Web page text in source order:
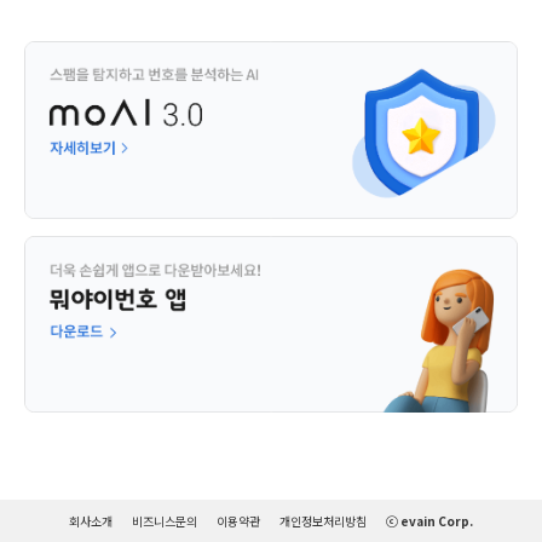
회사소개 비즈니스문의 이용약관 개인정보처리방침 ⓒ evain Corp.